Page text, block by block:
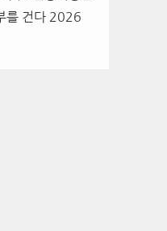
를 건다 2026